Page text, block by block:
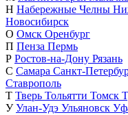
Н Набережные Челны
Новосибирск
О Омск Оренбург
П Пенза Пермь
Р Ростов-на-Дону Рязань
С Самара Санкт-
Ставрополь
Т Тверь Тольятти Томск
У Улан-Удэ Ульяновск